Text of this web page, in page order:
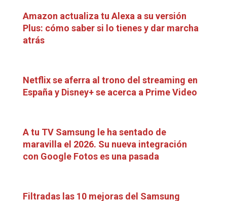
Amazon actualiza tu Alexa a su versión
Plus: cómo saber si lo tienes y dar marcha
atrás
Netflix se aferra al trono del streaming en
España y Disney+ se acerca a Prime Video
A tu TV Samsung le ha sentado de
maravilla el 2026. Su nueva integración
con Google Fotos es una pasada
Filtradas las 10 mejoras del Samsung